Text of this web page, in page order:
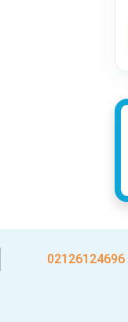
02126124696